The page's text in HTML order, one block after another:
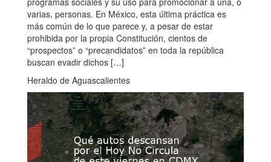
varias, personas. En México, esta última práctica es
más común de lo que parece y, a pesar de estar
prohibida por la propia Constitución, cientos de
“prospectos” o “precandidatos” en toda la república
buscan evadir dichos […]
Heraldo de Aguascalientes